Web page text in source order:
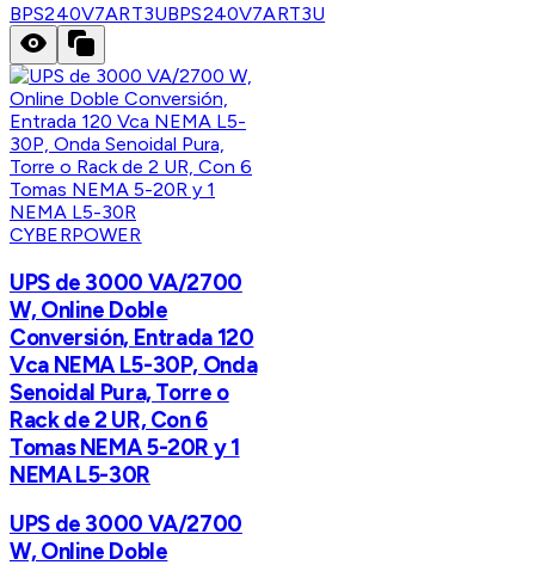
BPS240V7ART3UBPS240V7ART3U
CYBERPOWER
UPS de 3000 VA/2700
W, Online Doble
Conversión, Entrada 120
Vca NEMA L5-30P, Onda
Senoidal Pura, Torre o
Rack de 2 UR, Con 6
Tomas NEMA 5-20R y 1
NEMA L5-30R
UPS de 3000 VA/2700
W, Online Doble